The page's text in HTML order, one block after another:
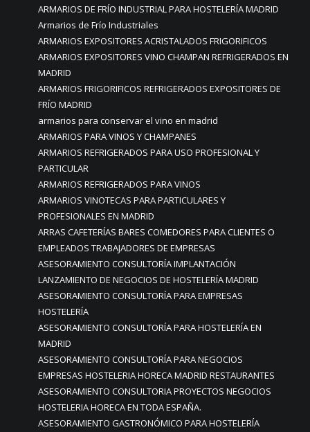
ARMARIOS DE FRÍO INDUSTRIAL PARA HOSTELERÍA MADRID
Armarios de Frío Industriales
ARMARIOS EXPOSITORES ACRISTALADOS FRIGORIFICOS
ARMARIOS EXPOSITORES VINO CHAMPAN REFRIGERADOS EN
MADRID
ARMARIOS FRIGORIFICOS REFRIGERADOS EXPOSITORES DE
FRÍO MADRID
armarios para conservar el vino en madrid
ARMARIOS PARA VINOS Y CHAMPANES
ARMARIOS REFRIGERADOS PARA USO PROFESIONAL Y
PARTICULAR
ARMARIOS REFRIGERADOS PARA VINOS
ARMARIOS VINOTECAS PARA PARTICULARES Y
PROFESIONALES EN MADRID
ARRAS CAFETERÍAS BARES COMEDORES PARA CLIENTES O
EMPLEADOS TRABAJADORES DE EMPRESAS
ASESORAMIENTO CONSULTORÍA IMPLANTACIÓN
LANZAMIENTO DE NEGOCIOS DE HOSTELERÍA MADRID
ASESORAMIENTO CONSULTORÍA PARA EMPRESAS
HOSTELERÍA
ASESORAMIENTO CONSULTORÍA PARA HOSTELERÍA EN
MADRID
ASESORAMIENTO CONSULTORÍA PARA NEGOCIOS
EMPRESAS HOSTELERIA HORECA MADRID RESTAURANTES
ASESORAMIENTO CONSULTORIA PROYECTOS NEGOCIOS
HOSTELERIA HORECA EN TODA ESPAÑA.
ASESORAMIENTO GASTRONÓMICO PARA HOSTELERÍA